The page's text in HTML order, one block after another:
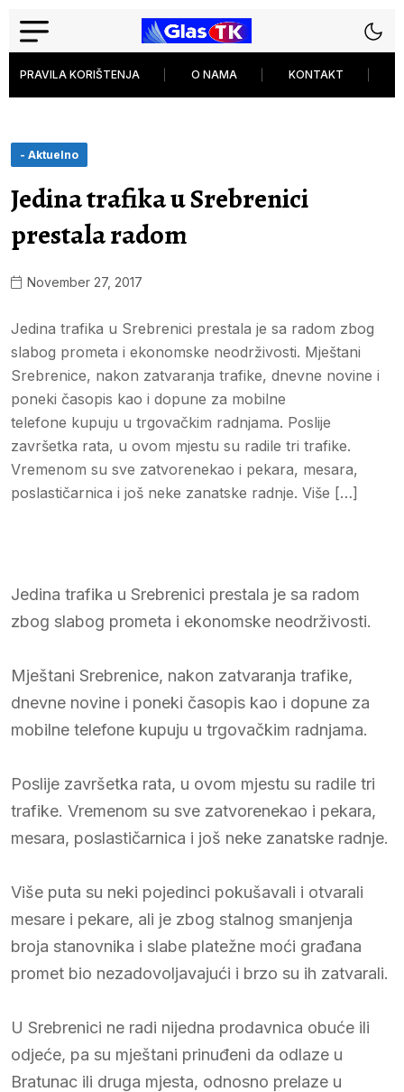
PRAVILA KORIŠTENJA O NAMA KONTAKT
- Aktuelno
Jedina trafika u Srebrenici
prestala radom
November 27, 2017
Jedina trafika u Srebrenici prestala je sa radom zbog
slabog prometa i ekonomske neodrživosti. Mještani
Srebrenice, nakon zatvaranja trafike, dnevne novine i
poneki časopis kao i dopune za mobilne
telefone kupuju u trgovačkim radnjama. Poslije
završetka rata, u ovom mjestu su radile tri trafike.
Vremenom su sve zatvorenekao i pekara, mesara,
poslastičarnica i još neke zanatske radnje. Više […]
Jedina trafika u Srebrenici prestala je sa radom
zbog slabog prometa i ekonomske neodrživosti.
Mještani Srebrenice, nakon zatvaranja trafike,
dnevne novine i poneki časopis kao i dopune za
mobilne telefone kupuju u trgovačkim radnjama.
Poslije završetka rata, u ovom mjestu su radile tri
trafike. Vremenom su sve zatvorenekao i pekara,
mesara, poslastičarnica i još neke zanatske radnje.
Više puta su neki pojedinci pokušavali i otvarali
mesare i pekare, ali je zbog stalnog smanjenja
broja stanovnika i slabe platežne moći građana
promet bio nezadovoljavajući i brzo su ih zatvarali.
U Srebrenici ne radi nijedna prodavnica obuće ili
odjeće, pa su mještani prinuđeni da odlaze u
Bratunac ili druga mjesta, odnosno prelaze u